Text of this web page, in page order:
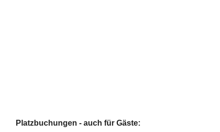
Platzbuchungen - auch für Gäste: